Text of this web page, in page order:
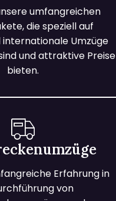
umfangreichen
die speziell auf
internationale Umzüge
und attraktive Preise
bieten.
Erfahrung in
von